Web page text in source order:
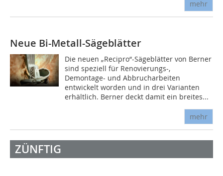
mehr
Neue Bi-Metall-Sägeblätter
Die neuen „Recipro“-Sägeblätter von Berner
sind speziell für Renovierungs-,
Demontage- und Abbrucharbeiten
entwickelt worden und in drei Varianten
erhältlich. Berner deckt damit ein breites...
mehr
ZÜNFTIG